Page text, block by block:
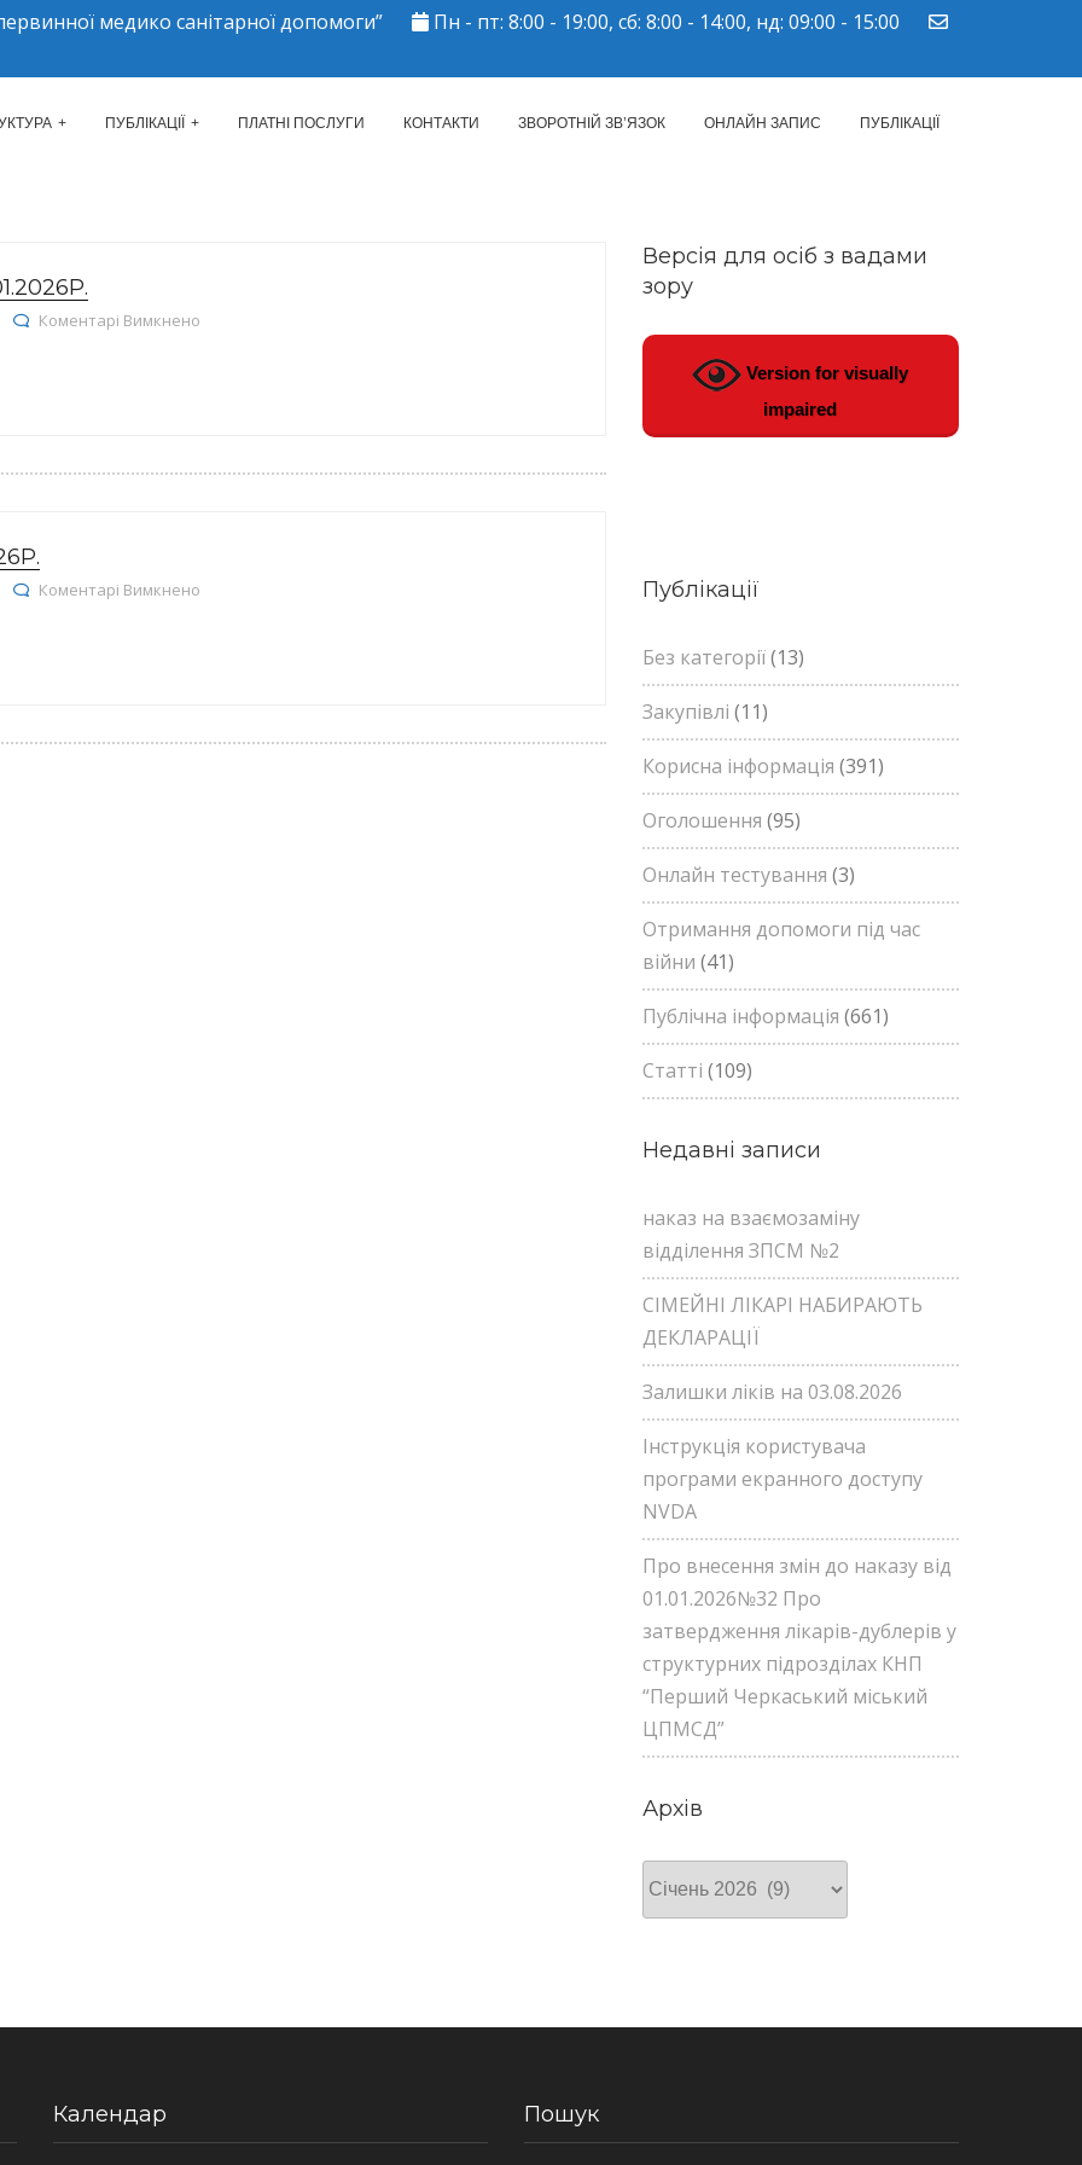
медико санітарної допомоги”
Пн - пт: 8:00 - 19:00, сб: 8:00 - 14:00, нд: 09:00 - 15:00
МІСЬКИЙ ЦЕНТР ПМСД"
ПУБЛІКАЦІЇ ПЛАТНІ ПОСЛУГИ КОНТАКТИ ЗВОРОТНІЙ ЗВ’ЯЗОК ОНЛАЙН ЗАПИС ПУБЛІКАЦІЇ
Коментарі Вимкнено
Коментарі Вимкнено
Версія для осіб з вадами
зору
Version for visually
impaired
Публікації
Без категорії(13)
Закупівлі (11)
Корисна інформація (391)
Оголошення (95)
Онлайн тестування (3)
Отримання допомоги під час
війни (41)
Публічна інформація (661)
Статті (109)
Недавні записи
наказ на взаємозаміну
відділення ЗПСМ №2
СІМЕЙНІ ЛІКАРІ НАБИРАЮТЬ
ДЕКЛАРАЦІЇ
Залишки ліків на 03.08.2026
Інструкція користувача
програми екранного доступу
NVDA
Про внесення змін до наказу від
01.01.2026№32 Про
затвердження лікарів-дублерів у
структурних підрозділах КНП
“Перший Черкаський міський
ЦПМСД”
Архів
Архів
Календар Пошук